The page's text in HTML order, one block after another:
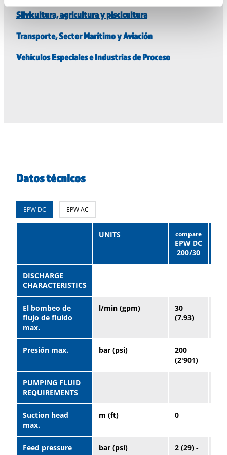
Silvicultura, agricultura y piscicultura
Transporte, Sector Marítimo y Aviación
Vehículos Especiales e Industrias de Proceso
Datos técnicos
EPW DC EPW AC
UNITS
EPW DC
200/30
DISCHARGE
CHARACTERISTICS
El bombeo de
flujo de fluido
max.
l/min (gpm)
30
(7.93)
Presión max. bar (psi)
200
(2'901)
PUMPING FLUID
REQUIREMENTS
Suction head
max.
m (ft) 0
Feed pressure bar (psi)
2 (29) -